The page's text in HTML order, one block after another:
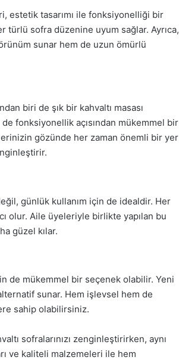
estetik tasarımı ile fonksiyonelliği bir
türlü sofra düzenine uyum sağlar. Ayrıca,
sunar hem de uzun ömürlü
biri de şık bir kahvaltı masası
de fonksiyonellik açısından mükemmel bir
gözünde her zaman önemli bir yer
günlük kullanım için de idealdir. Her
olur. Aile üyeleriyle birlikte yapılan bu
güzel kılar.
de mükemmel bir seçenek olabilir. Yeni
sunar. Hem işlevsel hem de
sahip olabilirsiniz.
sofralarınızı zenginleştirirken, aynı
ve kaliteli malzemeleri ile hem